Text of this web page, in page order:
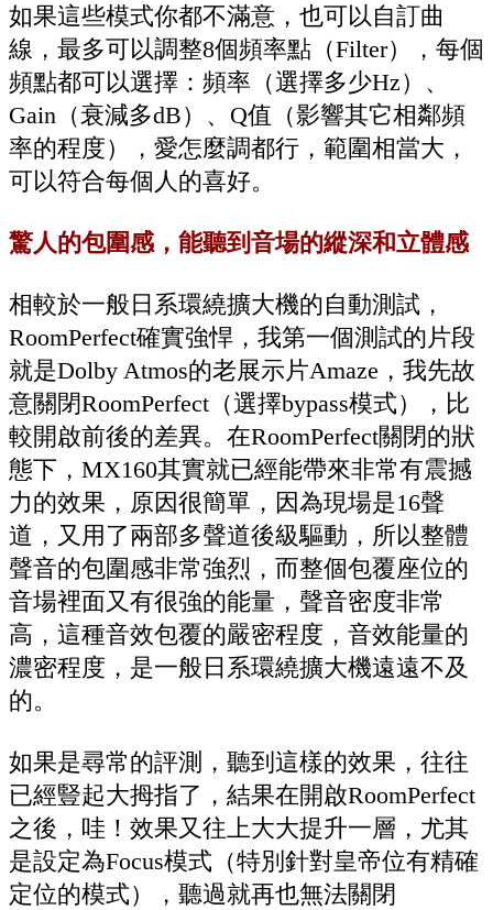
如果這些模式你都不滿意，也可以自訂曲
線，最多可以調整8個頻率點（Filter），每個
頻點都可以選擇：頻率（選擇多少Hz）、
Gain（衰減多dB）、Q值（影響其它相鄰頻
率的程度），愛怎麼調都行，範圍相當大，
可以符合每個人的喜好。
驚人的包圍感，能聽到音場的縱深和立體感
相較於一般日系環繞擴大機的自動測試，
RoomPerfect確實強悍，我第一個測試的片段
就是Dolby Atmos的老展示片Amaze，我先故
意關閉RoomPerfect（選擇bypass模式），比
較開啟前後的差異。在RoomPerfect關閉的狀
態下，MX160其實就已經能帶來非常有震撼
力的效果，原因很簡單，因為現場是16聲
道，又用了兩部多聲道後級驅動，所以整體
聲音的包圍感非常強烈，而整個包覆座位的
音場裡面又有很強的能量，聲音密度非常
高，這種音效包覆的嚴密程度，音效能量的
濃密程度，是一般日系環繞擴大機遠遠不及
的。
如果是尋常的評測，聽到這樣的效果，往往
已經豎起大拇指了，結果在開啟RoomPerfect
之後，哇！效果又往上大大提升一層，尤其
是設定為Focus模式（特別針對皇帝位有精確
定位的模式），聽過就再也無法關閉